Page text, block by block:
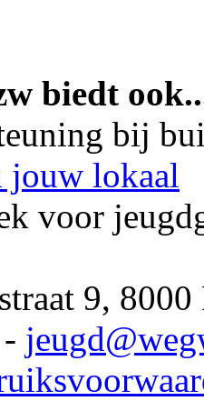
biedt
bij
jouw lokaal
voor
9,
jeugd